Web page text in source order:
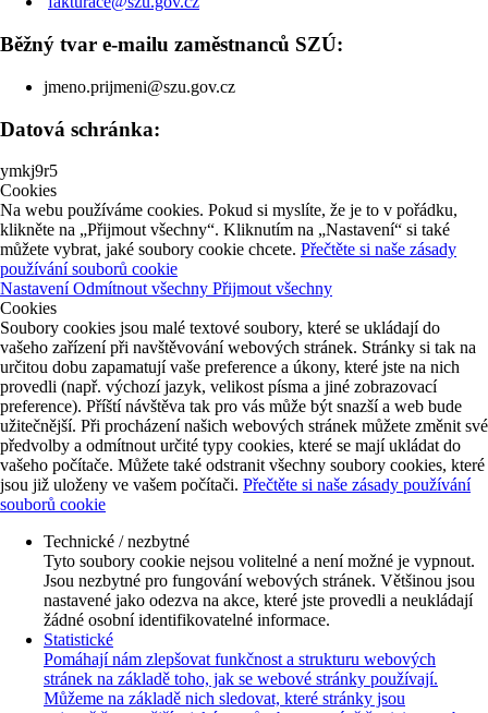
Běžný tvar e-mailu zaměstnanců SZÚ:
jmeno.prijmeni@szu.gov.cz
Datová schránka:
ymkj9r5
Cookies
Na webu používáme cookies. Pokud si myslíte, že je to v pořádku,
klikněte na „Přijmout všechny“. Kliknutím na „Nastavení“ si také
můžete vybrat, jaké soubory cookie chcete. Přečtěte si naše zásady
používání souborů cookie
NastaveníOdmítnout všechny Přijmout všechny
Cookies
Soubory cookies jsou malé textové soubory, které se ukládají do
vašeho zařízení při navštěvování webových stránek. Stránky si tak na
určitou dobu zapamatují vaše preference a úkony, které jste na nich
provedli (např. výchozí jazyk, velikost písma a jiné zobrazovací
preference). Příští návštěva tak pro vás může být snazší a web bude
užitečnější. Při procházení našich webových stránek můžete změnit své
předvolby a odmítnout určité typy cookies, které se mají ukládat do
vašeho počítače. Můžete také odstranit všechny soubory cookies, které
jsou již uloženy ve vašem počítači. Přečtěte si naše zásady používání
souborů cookie
Technické / nezbytné
Tyto soubory cookie nejsou volitelné a není možné je vypnout.
Jsou nezbytné pro fungování webových stránek. Většinou jsou
nastavené jako odezva na akce, které jste provedli a neukládají
žádné osobní identifikovatelné informace.
Statistické
Pomáhají nám zlepšovat funkčnost a strukturu webových
stránek na základě toho, jak se webové stránky používají.
Můžeme na základě nich sledovat, které stránky jsou